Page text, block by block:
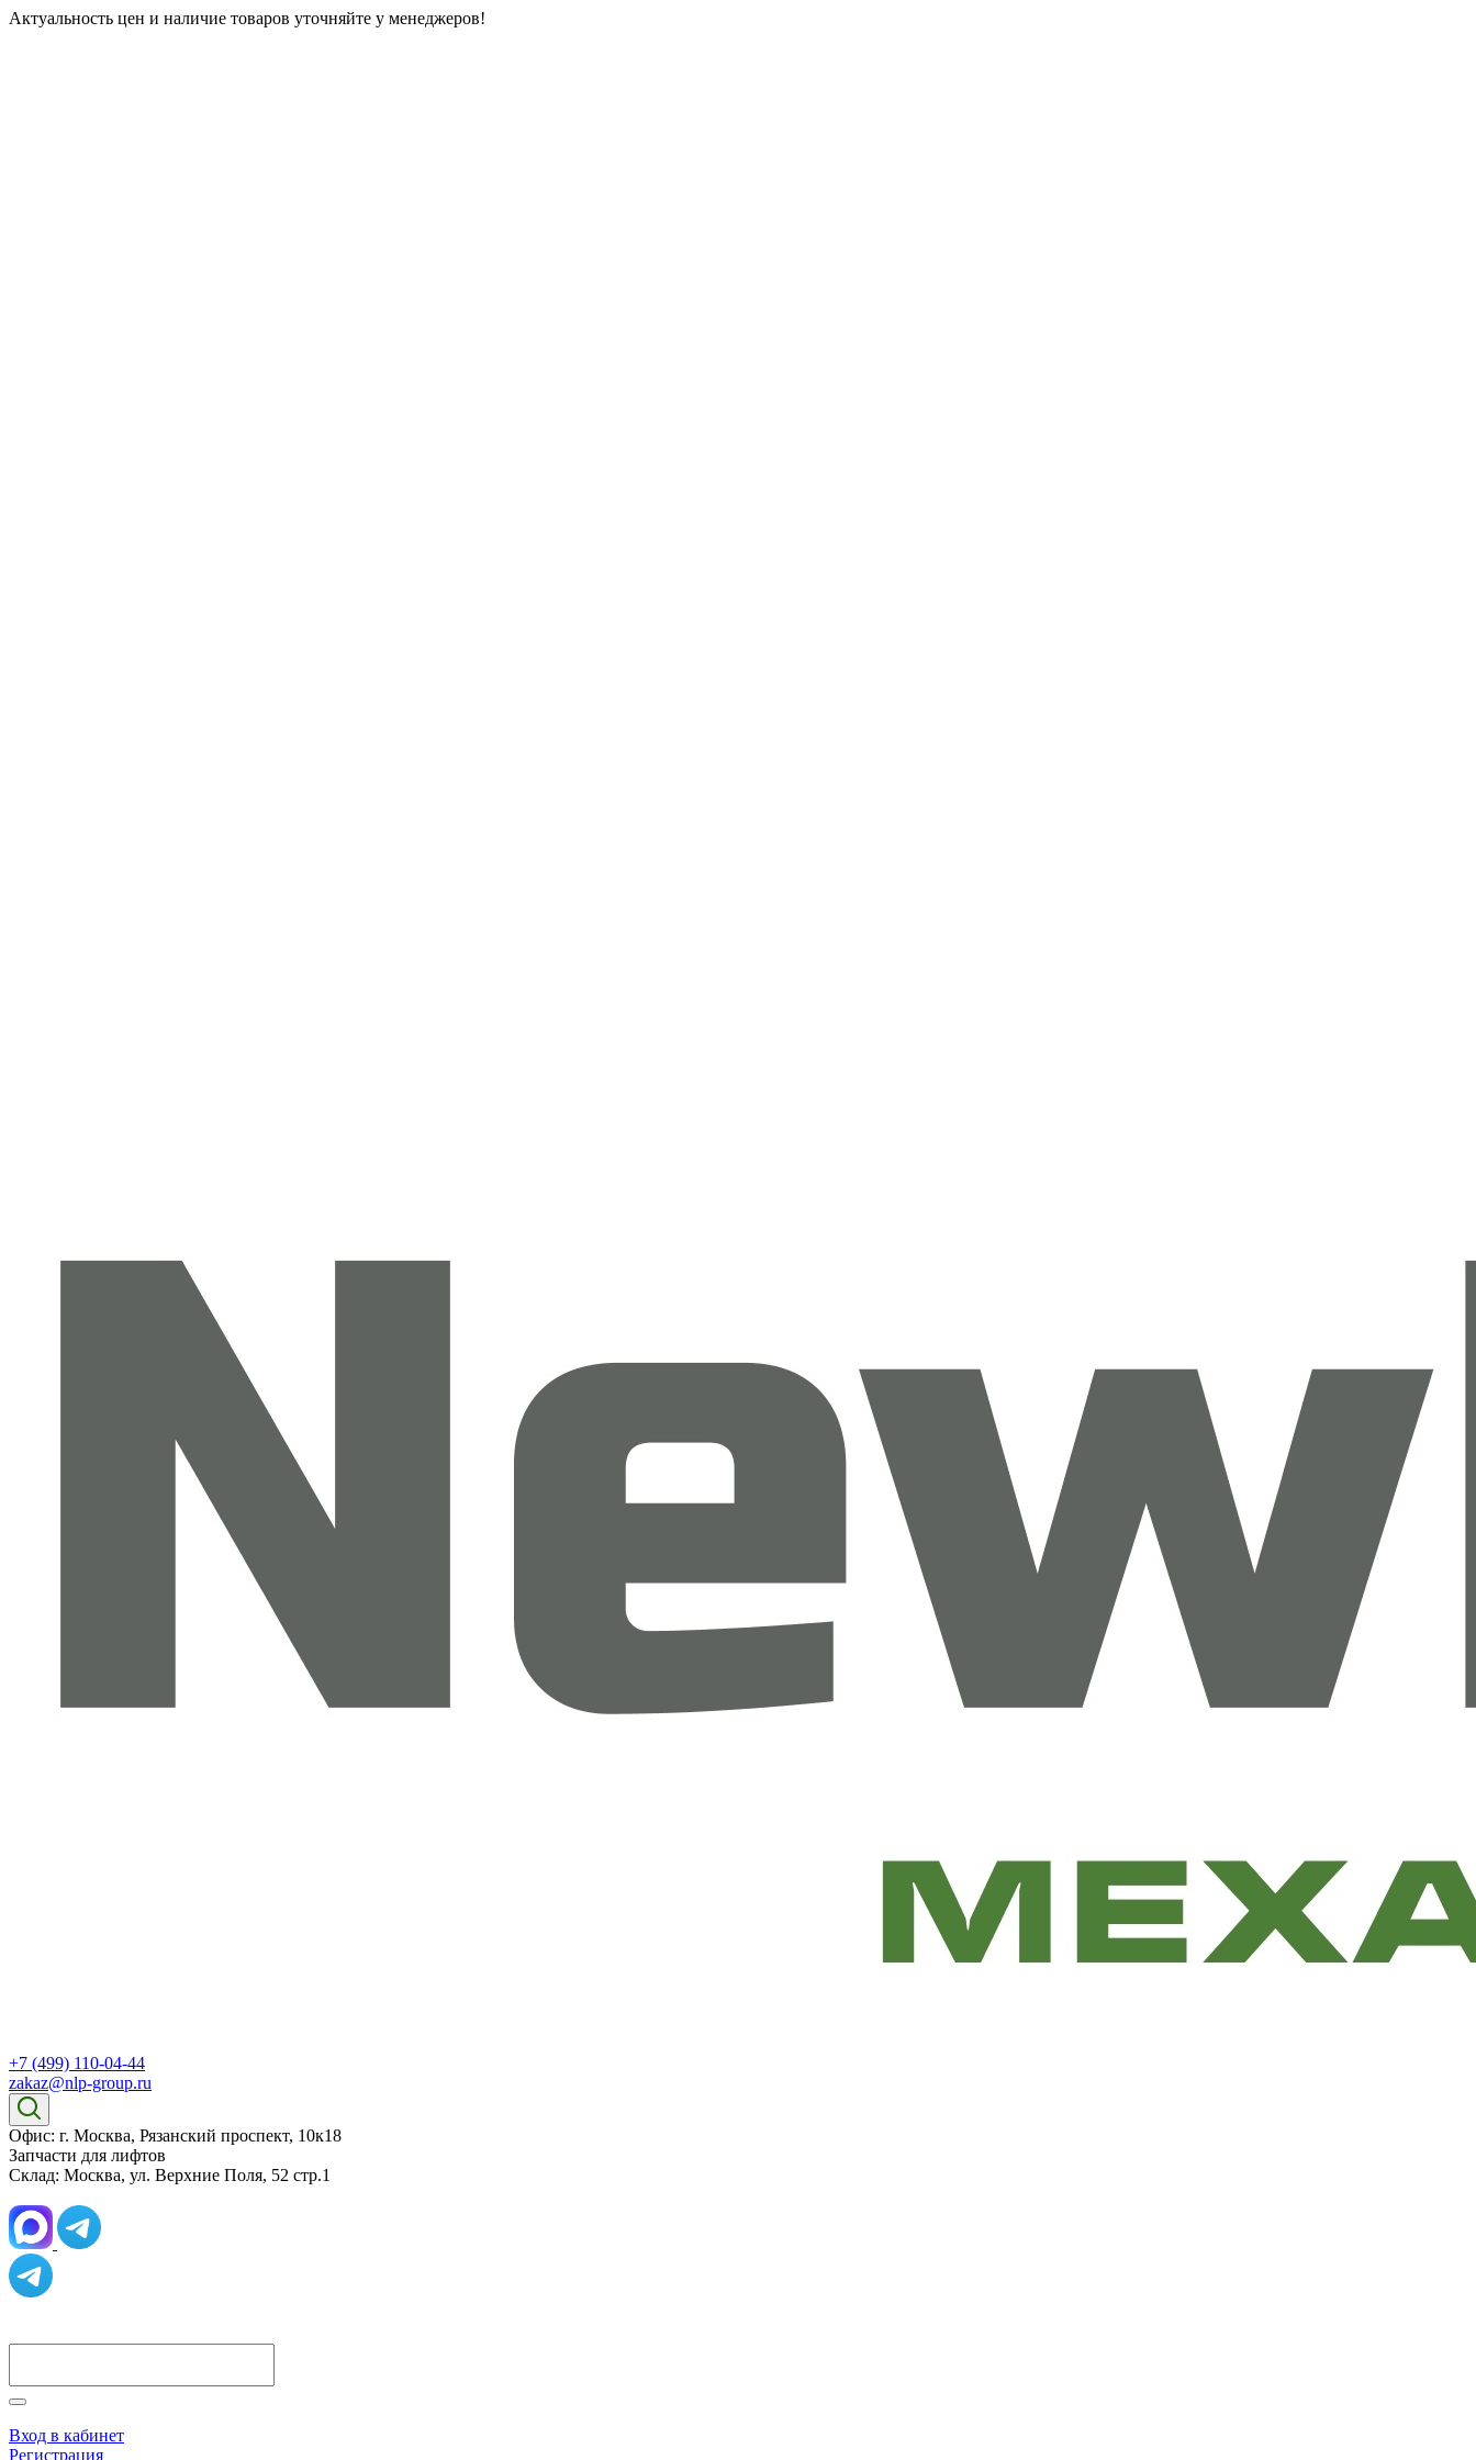
Актуальность цен и наличие товаров уточняйте у менеджеров!
+7 (499) 110-04-44
zakaz@nlp-group.ru
Офис: г. Москва, Рязанский проспект, 10к18
Запчасти для лифтов
Склад: Москва, ул. Верхние Поля, 52 стр.1
Вход в кабинет
Регистрация